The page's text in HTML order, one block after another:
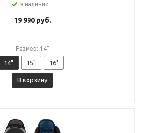
в наличии
19 990руб.
Размер: 14"
14" 15" 16"
В корзину